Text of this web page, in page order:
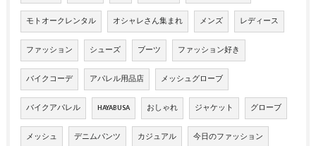
モトオークレンタル オシャレさん集まれ メンズ レディース
ファッション シューズ ブーツ ファッション好き
バイクコーデ アパレル用品店 メッシュグローブ
バイクアパレル HAYABUSA おしゃれ ジャケット グローブ
メッシュ デニムパンツ カジュアル 今日のファッション